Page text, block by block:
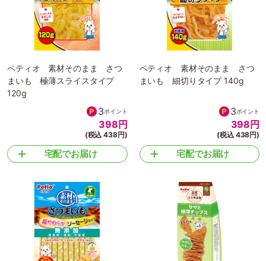
ペティオ 素材そのまま さつ
まいも 極薄スライスタイプ
120g
3ポイント
398円
(税込 438円)
宅配でお届け
ペティオ 素材そのまま さつ
まいも 細切りタイプ 140g
3ポイント
398円
(税込 438円)
宅配でお届け